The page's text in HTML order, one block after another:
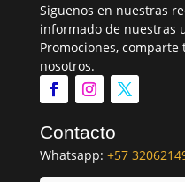
Siguenos en nuestras
informado de nuestras
Promociones,
nosotros.
Contacto
Whatsapp: +57